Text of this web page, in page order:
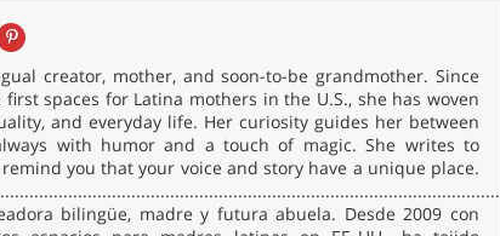
creator, mother, and soon-to-be grandmother. Since
spaces for Latina mothers in the U.S., she has woven
and everyday life. Her curiosity guides her between
with humor and a touch of magic. She writes to
you that your voice and story have a unique place.
bilingüe, madre y futura abuela. Desde 2009 con